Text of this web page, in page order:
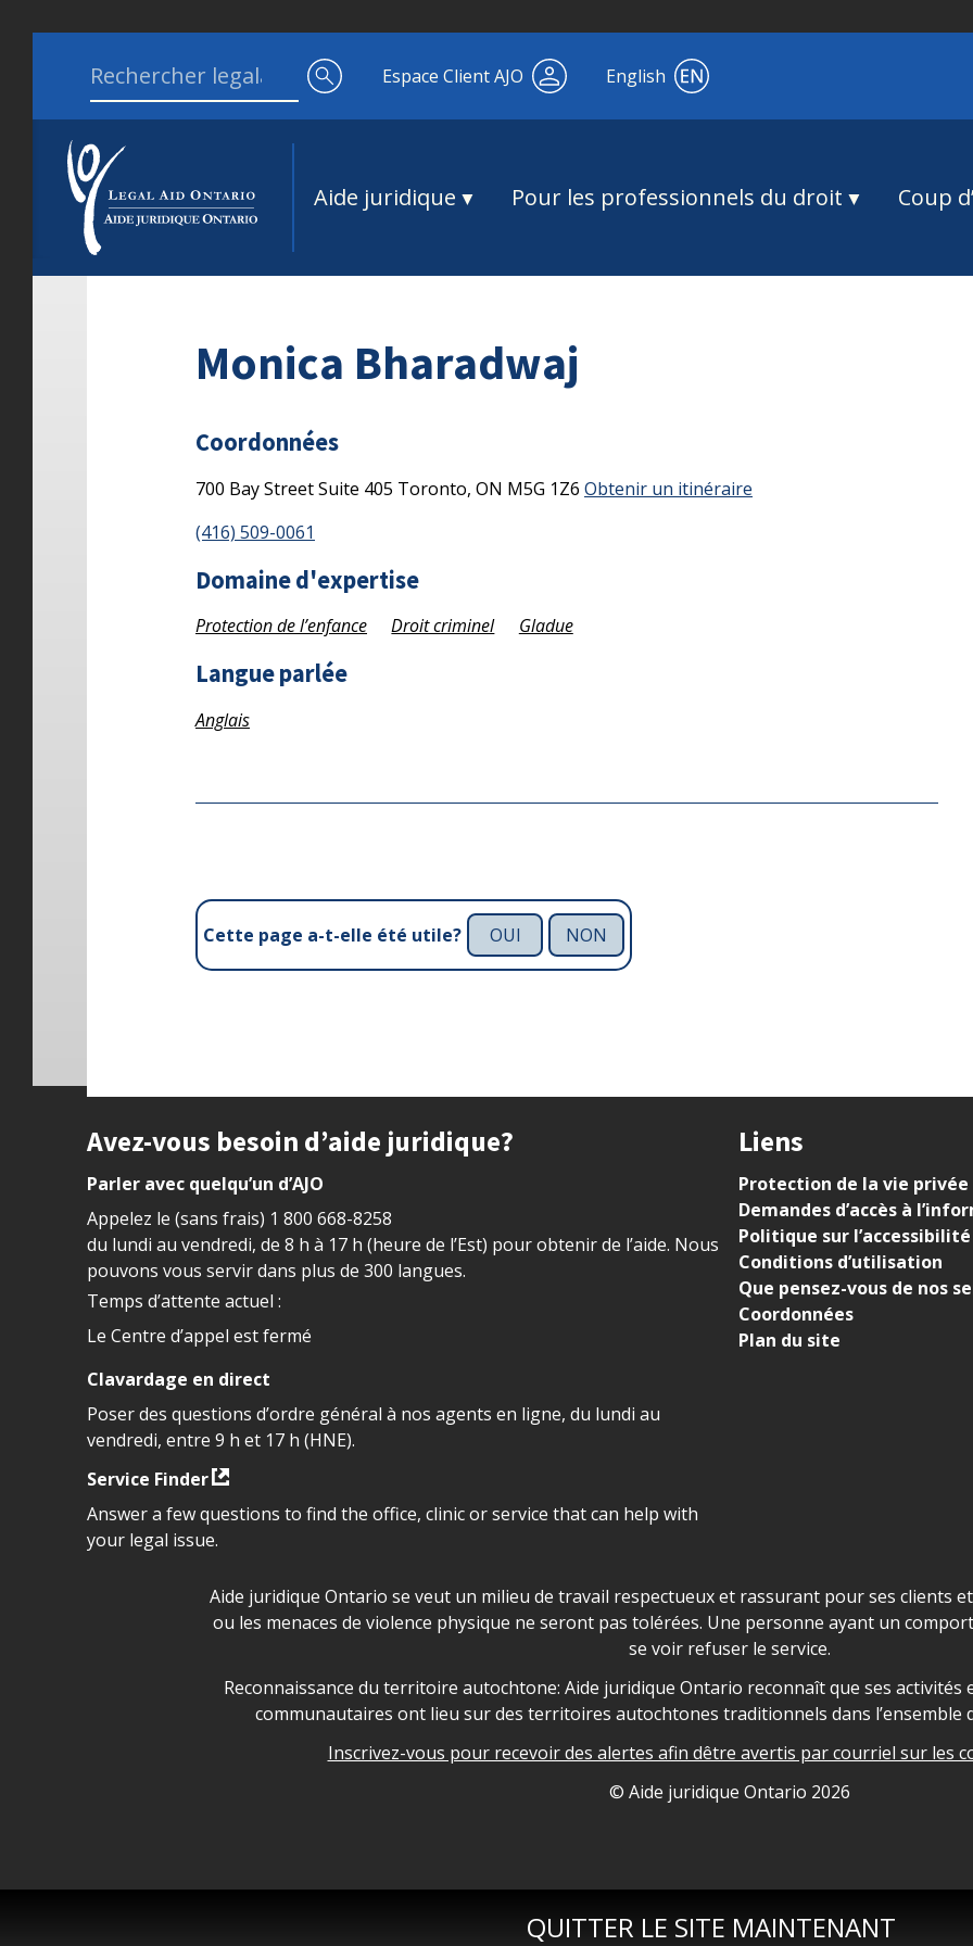
QUITTER LE SITE MAINTENANT
Search for:
Espace Client AJO English
Aide juridique Pour les professionnels du droit Coup
Monica Bharadwaj
Coordonnées
700 Bay StreetSuite 405 Toronto, ON M5G 1Z6 Obtenir un itinéraire
(416) 509-0061
Domaine d'expertise
Protection de l’enfance Droit criminel Gladue
Langue parlée
Anglais
Cette page a-t-elle été utile? OUI NON
Site footer
Avez-vous besoin d’aide juridique?
Parler avec quelqu’un d’AJO
Appelez le (sans frais) 1 800 668-8258
du lundi au vendredi, de 8 h à 17 h (heure de l’Est) pour obtenir de l’aide. Nous
pouvons vous servir dans plus de 300 langues.
Temps d’attente actuel :
Le Centre d’appel est fermé
Clavardage en direct
Poser des questions d’ordre général à nos agents en ligne, du lundi au
vendredi, entre 9 h et 17 h (HNE).
Service Finder
Answer a few questions to find the office, clinic or service that can help with
your legal issue.
Liens
Protection de la vie privée
Demandes d’accès à
Politique sur l’accessibilité
Conditions d’utilisation
Que pensez-vous de nos
Coordonnées
Plan du site
Déclaration sur la sécurité dans les locaux d'AJO.
Aide juridique Ontario se veut un milieu de travail respectueux et rassurant pour ses clients
ou les menaces de violence physique ne seront pas tolérées. Une personne ayant un
se voir refuser le service.
Legal Aid Ontario land acknowledgement
Reconnaissance du territoire autochtone: Aide juridique Ontario reconnaît que ses activités
communautaires ont lieu sur des territoires autochtones traditionnels dans l’ensemble
Inscrivez-vous pour recevoir des alertes afin dêtre avertis par courriel sur les
© Aide juridique Ontario 2026